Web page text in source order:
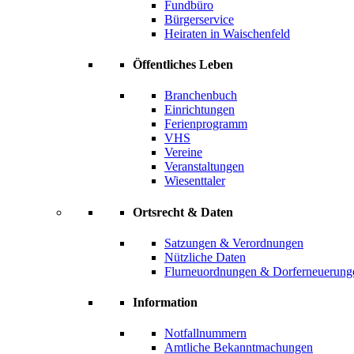
Fundbüro
Bürgerservice
Heiraten in Waischenfeld
Öffentliches Leben
Branchenbuch
Einrichtungen
Ferienprogramm
VHS
Vereine
Veranstaltungen
Wiesenttaler
Ortsrecht & Daten
Satzungen & Verordnungen
Nützliche Daten
Flurneuordnungen &
Information
Notfallnummern
Amtliche Bekanntmachungen